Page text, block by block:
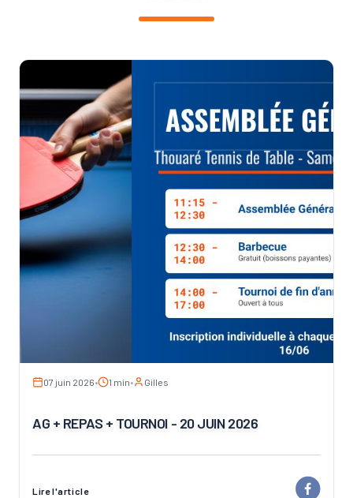
07 juin 2026• 1 min• Gilles
AG + REPAS + TOURNOI - 20 JUIN 2026
Lire l'article